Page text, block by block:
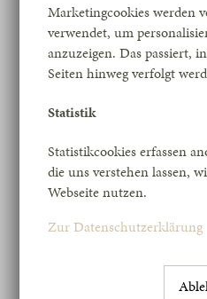
Focus
Marketingcookies werden
verwendet, um
anzuzeigen. Das passiert,
Seiten hinweg verfolgt
Statistik
Statistikcookies erfassen
die uns verstehen lassen,
Webseite nutzen.
Zur Datenschutzerklärung